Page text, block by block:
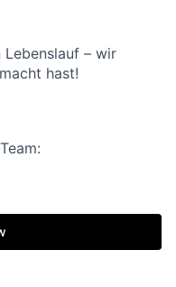
Lebenslauf – wir
hast!